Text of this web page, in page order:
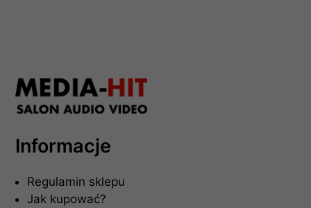
Informacje
Regulamin sklepu
Jak kupować?